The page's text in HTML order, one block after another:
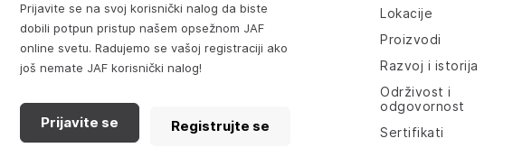
Prijavite se na svoj korisnički nalog da biste
dobili potpun pristup našem opsežnom JAF
online svetu. Radujemo se vašoj registraciji ako
još nemate JAF korisnički nalog!
Prijavite se Registrujte se
Lokacije
Proizvodi
Razvoj i istorija
Održivost i
odgovornost
Sertifikati